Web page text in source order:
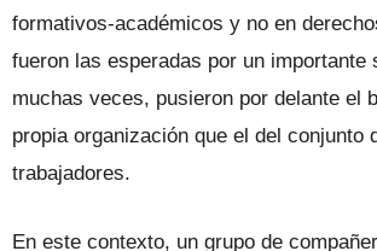
formativos-académicos y no en
fueron las esperadas por un importante
muchas veces, pusieron por delante el
propia organización que el del conjunto
trabajadores.
En este contexto, un grupo de